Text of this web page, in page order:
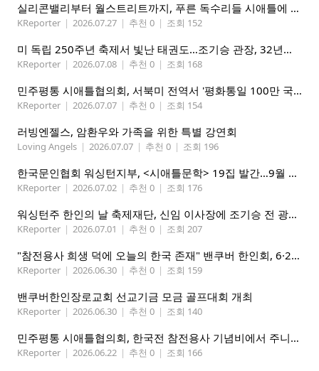
실리콘밸리부터 월스트리트까지, 푸른 독수리들 시애틀에 모인다
KReporter | 2026.07.27 | 추천 0 | 조회 152
미 독립 250주년 축제서 빛난 태권도…조기승 관장, 32년째 문화외교
KReporter | 2026.07.08 | 추천 0 | 조회 168
민주평통 시애틀협의회, 서북미 전역서 '평화통일 100만 국민인터뷰' 캠페인 전개
KReporter | 2026.07.07 | 추천 0 | 조회 154
러빙엔젤스, 암환우와 가족을 위한 특별 강연회
Loving Angels | 2026.07.07 | 추천 0 | 조회 196
한국문인협회 워싱턴지부, <시애틀문학> 19집 발간…9월 26일 출판기념회
KReporter | 2026.07.02 | 추천 0 | 조회 176
워싱턴주 한인의 날 축제재단, 신임 이사장에 조기승 전 광역시애틀한인회장 추대
KReporter | 2026.07.01 | 추천 0 | 조회 207
"참전용사 희생 덕에 오늘의 한국 존재" 밴쿠버 한인회, 6·25 기념행사 개최
KReporter | 2026.06.30 | 추천 0 | 조회 159
밴쿠버한인장로교회 선교기금 모금 골프대회 개최
KReporter | 2026.06.30 | 추천 0 | 조회 140
민주평통 시애틀협의회, 한국전 참전용사 기념비에서 주니어 평통 첫 대면 임명식 및 워크숍 성황리 개최
KReporter | 2026.06.22 | 추천 0 | 조회 166